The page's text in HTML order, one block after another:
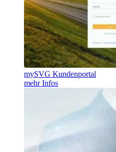
mySVG Kundenportal
mehr Infos